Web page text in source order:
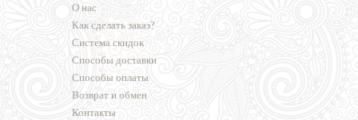
О нас
Как сделать заказ?
Система скидок
Способы доставки
Способы оплаты
Возврат и обмен
Контакты